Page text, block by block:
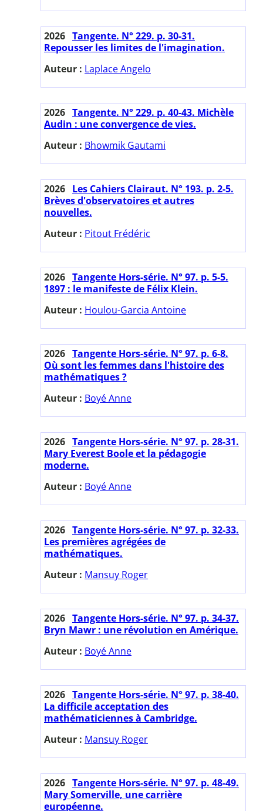
2026 Tangente. N° 229. p. 30-31.
Repousser les limites de l'imagination.
Auteur : Laplace Angelo
2026 Tangente. N° 229. p. 40-43. Michèle
Audin : une convergence de vies.
Auteur : Bhowmik Gautami
2026 Les Cahiers Clairaut. N° 193. p. 2-5.
Brèves d'observatoires et autres
nouvelles.
Auteur : Pitout Frédéric
2026 Tangente Hors-série. N° 97. p. 5-5.
1897 : le manifeste de Félix Klein.
Auteur : Houlou-Garcia Antoine
2026 Tangente Hors-série. N° 97. p. 6-8.
Où sont les femmes dans l'histoire des
mathématiques ?
Auteur : Boyé Anne
2026 Tangente Hors-série. N° 97. p. 28-31.
Mary Everest Boole et la pédagogie
moderne.
Auteur : Boyé Anne
2026 Tangente Hors-série. N° 97. p. 32-33.
Les premières agrégées de
mathématiques.
Auteur : Mansuy Roger
2026 Tangente Hors-série. N° 97. p. 34-37.
Bryn Mawr : une révolution en Amérique.
Auteur : Boyé Anne
2026 Tangente Hors-série. N° 97. p. 38-40.
La difficile acceptation des
mathématiciennes à Cambridge.
Auteur : Mansuy Roger
2026 Tangente Hors-série. N° 97. p. 48-49.
Mary Somerville, une carrière
européenne.